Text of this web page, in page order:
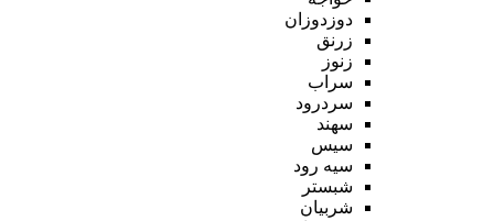
دوزدوزان
زرنق
زنوز
سراب
سردرود
سهند
سیس
سیه رود
شبستر
شربیان